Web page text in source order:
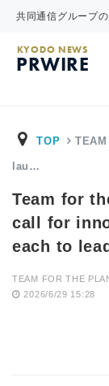
共同通信グループ
KYODO NEWS
PRWIRE
TOP
lau…
Team for
call for
each to
TEAM FOR THE
2026/6/29 15:28